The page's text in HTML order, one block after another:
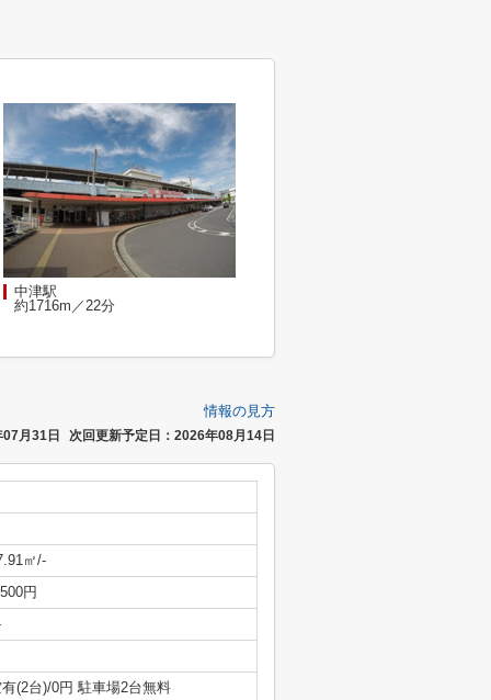
中津駅
約1716m／22分
情報の見方
月31日 次回更新予定日：2026年08月14日
㎡/-
円
(2台)/0円 駐車場2台無料